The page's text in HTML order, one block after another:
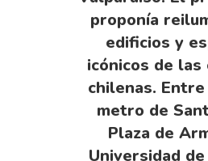
proponía
edificios y
icónicos de las
chilenas.
metro de
Plaza de
Universidad